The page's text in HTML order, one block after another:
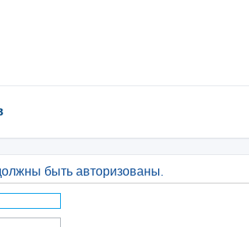
быть авторизованы.